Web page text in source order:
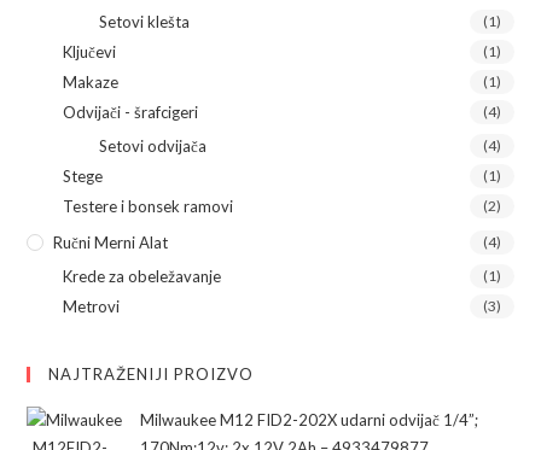
Setovi klešta (1)
Ključevi (1)
Makaze (1)
Odvijači - šrafcigeri (4)
Setovi odvijača (4)
Stege (1)
Testere i bonsek ramovi (2)
Ručni Merni Alat (4)
Krede za obeležavanje (1)
Metrovi (3)
NAJTRAŽENIJI PROIZVO
Milwaukee M12 FID2-202X udarni odvijač 1/4”;